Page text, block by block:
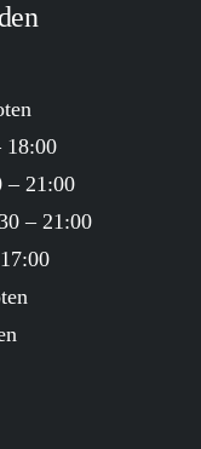
18:00
– 21:00
– 21:00